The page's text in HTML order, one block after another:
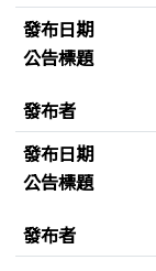
發布日期
公告標題
發布者
發布日期
公告標題
發布者